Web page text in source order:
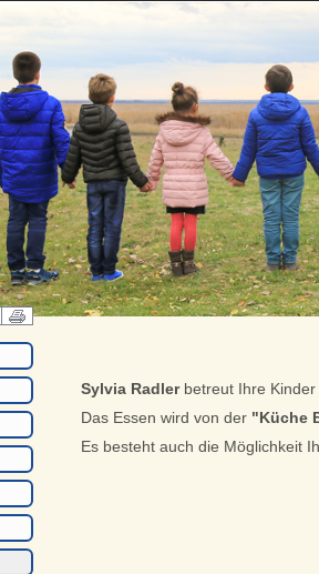
Sylvia Radlerbetreut Ihre
Das Essen wird von der "Küche
Es besteht auch die Möglichkeit